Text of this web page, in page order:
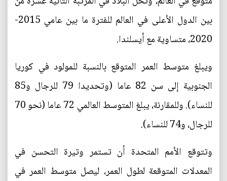
بين الدول الأعلى في العالم للفترة ما بين عامي 2015-
2020، متساوية مع أيسلندا.
ويبلغ متوسط العمر المتوقع بالنسبة للمولود في كوريا
الجنوبية إلى سن 82 عاما (وتحديدا 79 للرجال و85
للنساء). وللمقارنة، يبلغ المتوسط العالمي 72 عاما (نحو 70
للرجال، و74 للنساء).
وتتوقع الأمم المتحدة أن تستمر وتيرة التحسن في
المعدلات المتوقعة لطول العمر، ليصل متوسط العمر في